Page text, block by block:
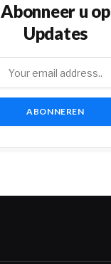
Abonneer u op
Updates